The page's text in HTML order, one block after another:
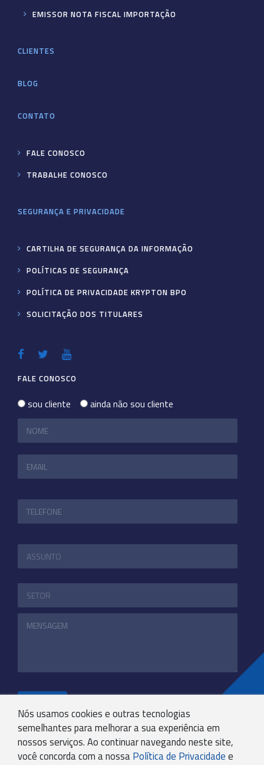
Nós usamos cookies e outras tecnologias
semelhantes para melhorar a sua experiência em
nossos serviços. Ao continuar navegando neste site,
você concorda com a nossa Política de Privacidade e
EMISSOR NOTA FISCAL IMPORTAÇÃO
CLIENTES
BLOG
CONTATO
FALE CONOSCO
TRABALHE CONOSCO
SEGURANÇA E PRIVACIDADE
CARTILHA DE SEGURANÇA DA INFORMAÇÃO
POLÍTICAS DE SEGURANÇA
POLÍTICA DE PRIVACIDADE KRYPTON BPO
SOLICITAÇÃO DOS TITULARES
FALE CONOSCO
sou cliente ainda não sou cliente
+55 31 3244-4800